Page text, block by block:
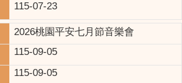
115-07-23
2026桃園平安七月節音樂會
115-09-05
115-09-05